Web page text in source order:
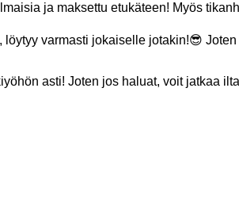
ja maksettu etukäteen! Myös
varmasti jokaiselle jotakin!😎
asti! Joten jos haluat, voit jatkaa